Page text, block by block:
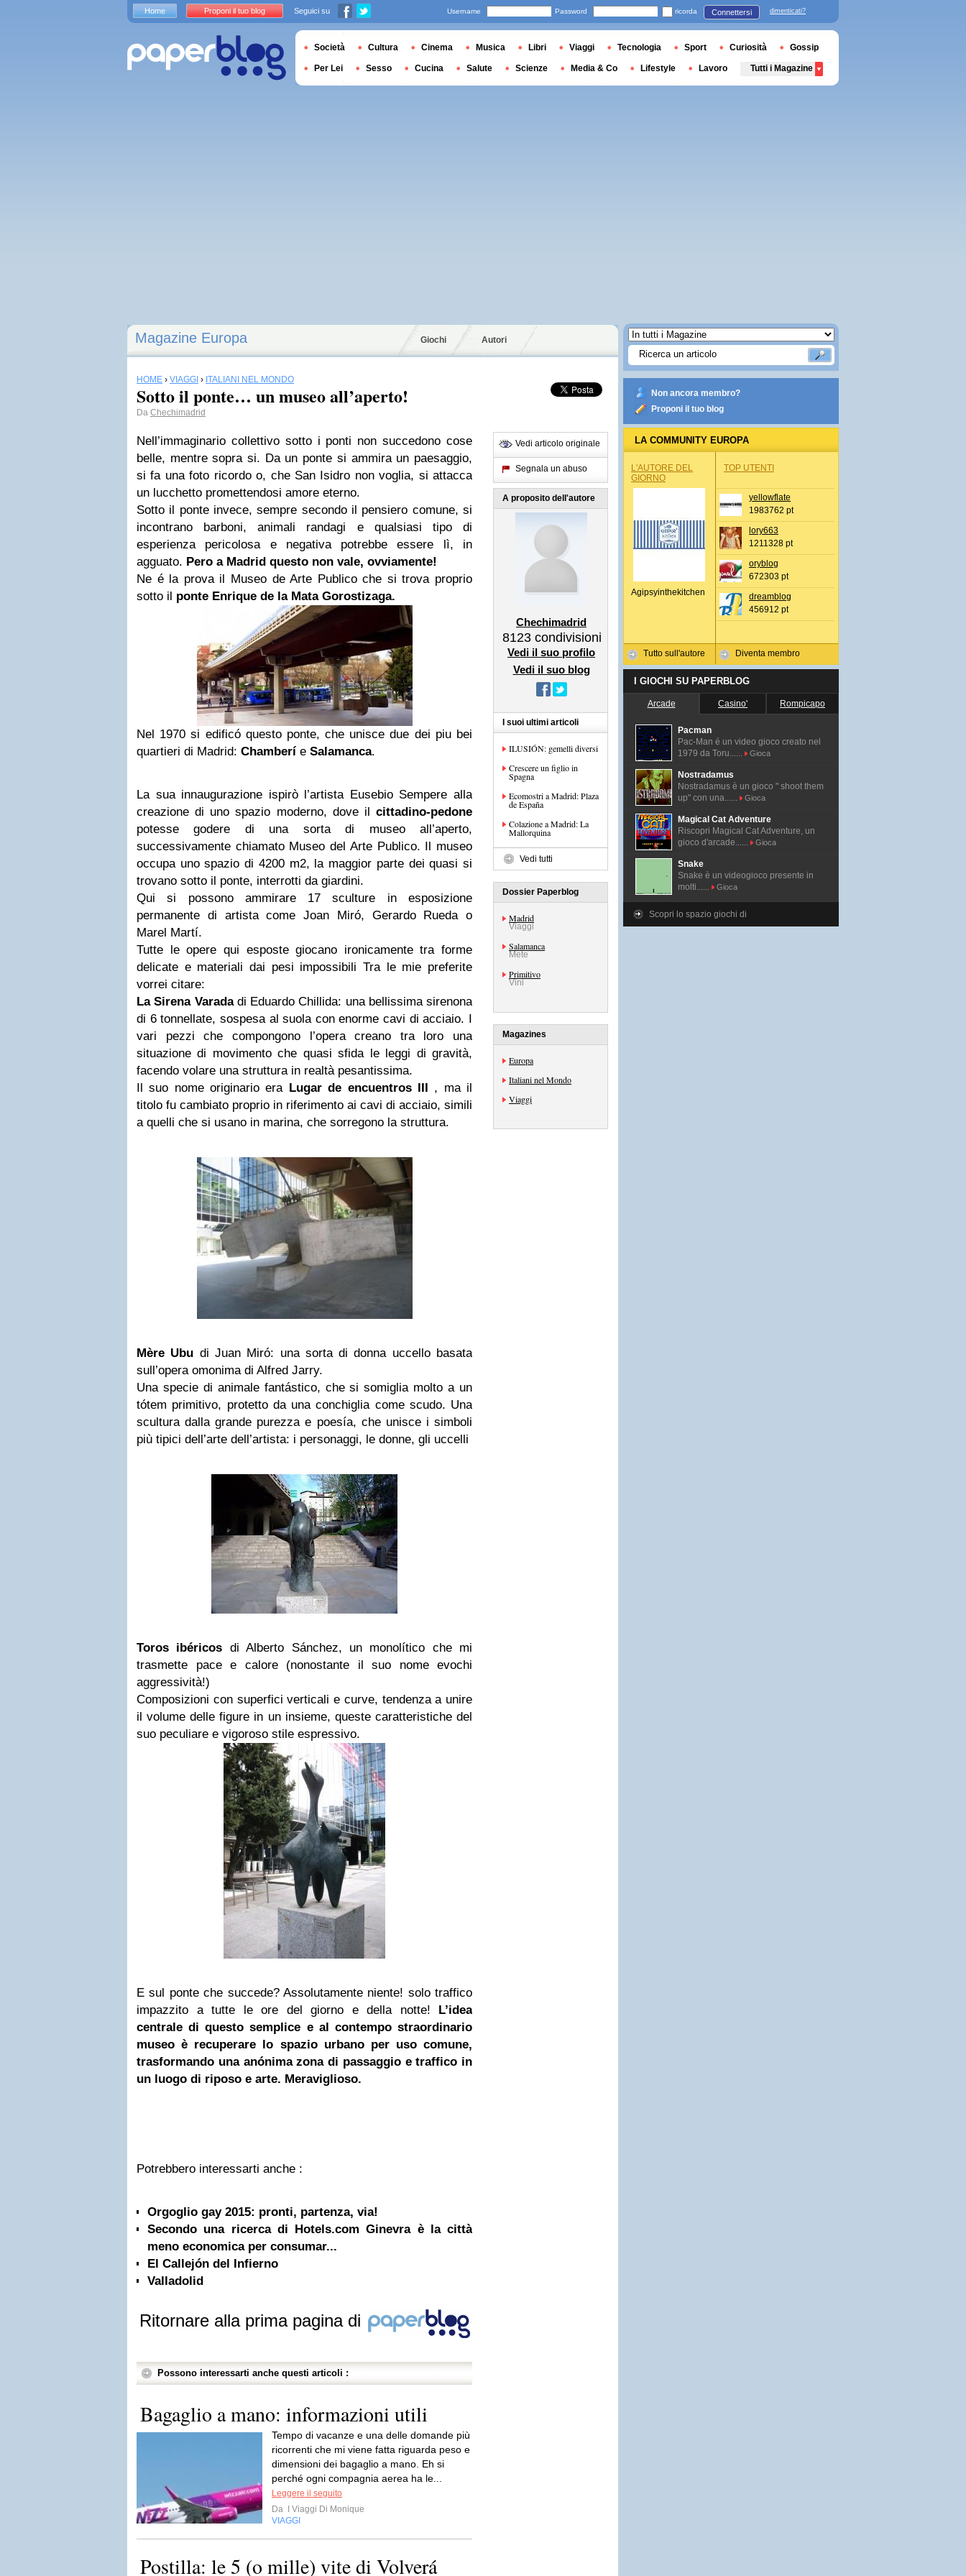
Magazine Europa Giochi Autori
HOME › VIAGGI › ITALIANI NEL MONDO
Sotto il ponte… un museo all’aperto!
Da Chechimadrid
Nell’immaginario collettivo sotto i ponti non succedono cose
belle, mentre sopra si. Da un ponte si ammira un paesaggio,
si fa una foto ricordo o, che San Isidro non voglia, si attacca
un lucchetto promettendosi amore eterno.
Sotto il ponte invece, sempre secondo il pensiero comune, si
incontrano barboni, animali randagi e qualsiasi tipo di
esperienza pericolosa e negativa potrebbe essere lì, in
agguato. Pero a Madrid questo non vale, ovviamente!
Ne é la prova il Museo de Arte Publico che si trova proprio
sotto il ponte Enrique de la Mata Gorostizaga.
Nel 1970 si edificó questo ponte, che unisce due dei piu bei
quartieri di Madrid: Chamberí e Salamanca.
La sua innaugurazione ispirò l’artista Eusebio Sempere alla
creazione di uno spazio moderno, dove il cittadino-pedone
potesse godere di una sorta di museo all’aperto,
successivamente chiamato Museo del Arte Publico. Il museo
occupa uno spazio di 4200 m2, la maggior parte dei quasi si
trovano sotto il ponte, interrotti da giardini.
Qui si possono ammirare 17 sculture in esposizione
permanente di artista come Joan Miró, Gerardo Rueda o
Marel Martí.
Tutte le opere qui esposte giocano ironicamente tra forme
delicate e materiali dai pesi impossibili Tra le mie preferite
vorrei citare:
La Sirena Varada di Eduardo Chillida: una bellissima sirenona
di 6 tonnellate, sospesa al suola con enorme cavi di acciaio. I
vari pezzi che compongono l’opera creano tra loro una
situazione di movimento che quasi sfida le leggi di gravità,
facendo volare una struttura in realtà pesantissima.
Il suo nome originario era Lugar de encuentros III , ma il
titolo fu cambiato proprio in riferimento ai cavi di acciaio, simili
a quelli che si usano in marina, che sorregono la struttura.
Mère Ubu di Juan Miró: una sorta di donna uccello basata
sull’opera omonima di Alfred Jarry.
Una specie di animale fantástico, che si somiglia molto a un
tótem primitivo, protetto da una conchiglia come scudo. Una
scultura dalla grande purezza e poesía, che unisce i simboli
più tipici dell’arte dell’artista: i personaggi, le donne, gli uccelli
Toros ibéricos di Alberto Sánchez, un monolítico che mi
trasmette pace e calore (nonostante il suo nome evochi
aggressività!)
Composizioni con superfici verticali e curve, tendenza a unire
il volume delle figure in un insieme, queste caratteristiche del
suo peculiare e vigoroso stile espressivo.
E sul ponte che succede? Assolutamente niente! solo traffico
impazzito a tutte le ore del giorno e della notte! L’idea
centrale di questo semplice e al contempo straordinario
museo è recuperare lo spazio urbano per uso comune,
trasformando una anónima zona di passaggio e traffico in
un luogo di riposo e arte. Meraviglioso.
Potrebbero interessarti anche :
Orgoglio gay 2015: pronti, partenza, via!
Secondo una ricerca di Hotels.com Ginevra è la città
meno economica per consumar...
El Callejón del Infierno
Valladolid
Ritornare alla prima pagina di
Possono interessarti anche questi articoli :
Bagaglio a mano: informazioni utili
Tempo di vacanze e una delle domande più
ricorrenti che mi viene fatta riguarda peso e
dimensioni dei bagaglio a mano. Eh si
perché ogni compagnia aerea ha le...
Leggere il seguito
Da
I Viaggi Di Monique
VIAGGI
Postilla: le 5 (o mille) vite di Volverá
Vedi articolo originale
Segnala un abuso
A proposito dell'autore
Chechimadrid
8123 condivisioni
Vedi il suo profilo
Vedi il suo blog
I suoi ultimi articoli
ILUSIÓN: gemelli diversi
Crescere un figlio in
Spagna
Ecomostri a Madrid: Plaza
de España
Colazione a Madrid: La
Mallorquina
Vedi tutti
Dossier Paperblog
Madrid
Viaggi
Salamanca
Mete
Primitivo
Vini
Magazines
Europa
Italiani nel Mondo
Viaggi
Non ancora membro?
Proponi il tuo blog
LA COMMUNITY EUROPA
L'AUTORE DEL
GIORNO
Agipsyinthekitchen
Tutto sull'autore
TOP UTENTI
yellowflate
1983762 pt
lory663
1211328 pt
oryblog
672303 pt
dreamblog
456912 pt
Diventa membro
I GIOCHI SU PAPERBLOG
Arcade Casino' Rompicapo
Pacman
Pac-Man é un video gioco creato nel
1979 da Toru......
Gioca
Nostradamus
Nostradamus è un gioco " shoot them
up" con una......
Gioca
Magical Cat Adventure
Riscopri Magical Cat Adventure, un
gioco d'arcade......
Gioca
Snake
Snake è un videogioco presente in
molti......
Gioca
Scopri lo spazio giochi di
Home Proponi il tuo blog Seguici su Username Password ricorda Connettersi dimenticati?
Società Cultura Cinema Musica Libri Viaggi Tecnologia Sport Curiosità Gossip
Per Lei Sesso Cucina Salute Scienze Media & Co Lifestyle Lavoro Tutti i Magazine